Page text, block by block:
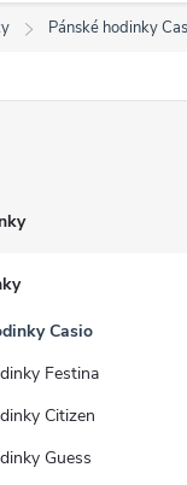
Pánské hodinky
Casio
Festina
Citizen
Guess